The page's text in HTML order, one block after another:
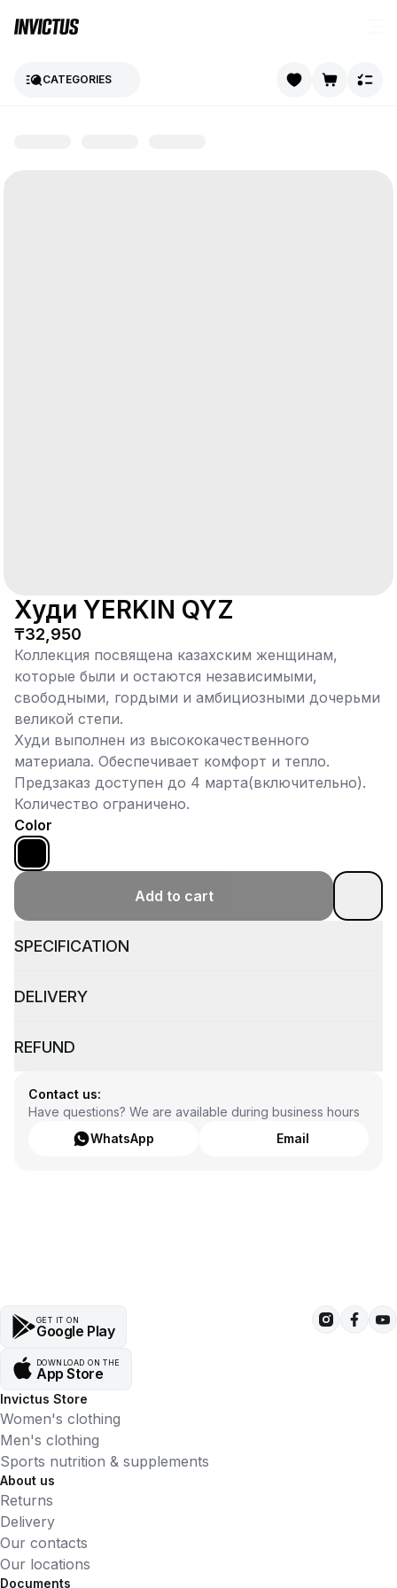
CATEGORIES
Худи YERKIN QYZ
₸32,950
Коллекция посвящена казахским женщинам,
которые были и остаются независимыми,
свободными, гордыми и амбициозными дочерьми
великой степи.
Худи выполнен из высококачественного
материала. Обеспечивает комфорт и тепло.
Предзаказ доступен до 4 марта(включительно).
Количество ограничено.
Color
Add to cart
SPECIFICATION
DELIVERY
REFUND
Contact us:
Have questions? We are available during business hours
WhatsApp
Email
GET IT ON
Google Play
DOWNLOAD ON THE
App Store
Invictus Store
Women's clothing
Men's clothing
Sports nutrition & supplements
About us
Returns
Delivery
Our contacts
Our locations
Documents